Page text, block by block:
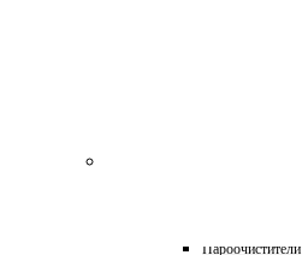
Пароочистители